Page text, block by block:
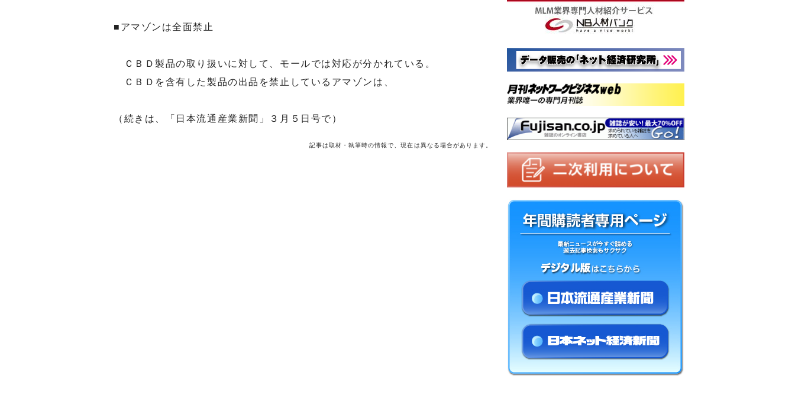
■アマゾンは全面禁止
ＣＢＤ製品の取り扱いに対して、モールでは対応が分かれている。
ＣＢＤを含有した製品の出品を禁止しているアマゾンは、
（続きは、「日本流通産業新聞」３月５日号で）
記事は取材・執筆時の情報で、現在は異なる場合があります。